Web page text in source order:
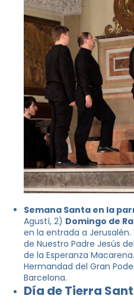
Semana Santa en la
Agustí, 2) Domingo de
en la entrada a Jerusalén.
de Nuestro Padre Jesús
de la Esperanza
Hermandad del Gran
Barcelona.
Día de Tierra